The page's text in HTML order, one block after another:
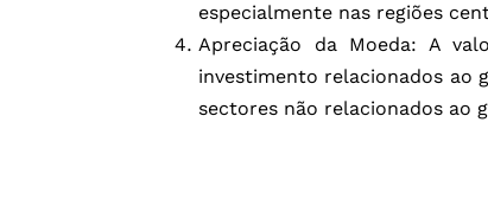
especialmente nas regiões
Apreciação da Moeda: A
investimento relacionados ao
sectores não relacionados ao